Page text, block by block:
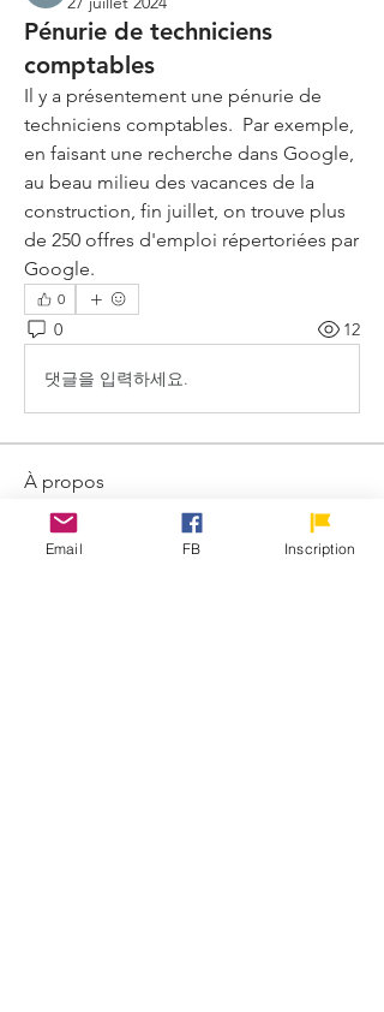
Pénurie de techniciens
comptables
Il y a présentement une pénurie de
techniciens comptables.  Par exemple,
en faisant une recherche dans Google,
au beau milieu des vacances de la
construction, fin juillet, on trouve plus
de 250 offres d'emploi répertoriées par
Google.
0
0 12
댓글을 입력하세요.
À propos
Bienvenue dans le groupe !
Communiquez avec d'autres membres,
suivez les actualités et partagez du
Email FB Inscription